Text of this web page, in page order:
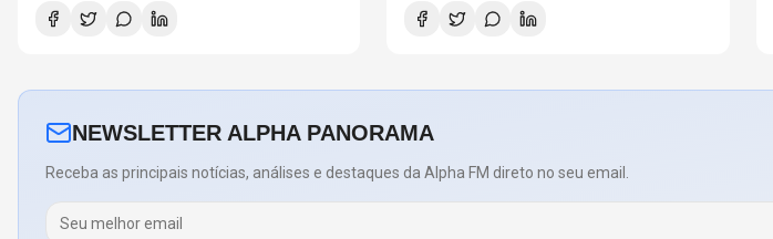
COPELAND E DANNY CAREY
NEWSLETTER ALPHA PANORAMA
Receba as principais notícias, análises e destaques da Alpha FM direto no seu email.